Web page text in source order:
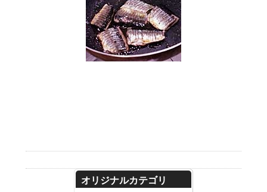
オリジナルカテゴリ